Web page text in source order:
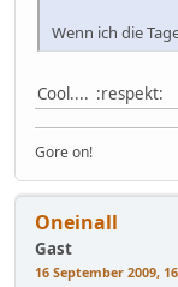
Wenn ich die
Cool.... :respekt:
Gore on!
Oneinall
Gast
16 September 2009,